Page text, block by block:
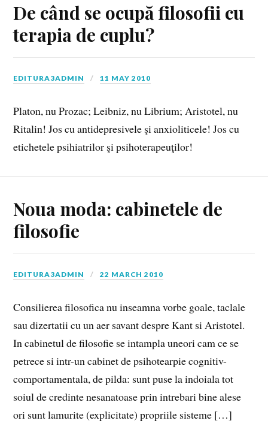
De când se ocupă filosofii cu
terapia de cuplu?
EDITURA3ADMIN 11 MAY 2010
Platon, nu Prozac; Leibniz, nu Librium; Aristotel, nu
Ritalin! Jos cu antidepresivele şi anxioliticele! Jos cu
etichetele psihiatrilor şi psihoterapeuţilor!
Noua moda: cabinetele de
filosofie
EDITURA3ADMIN 22 MARCH 2010
Consilierea filosofica nu inseamna vorbe goale, taclale
sau dizertatii cu un aer savant despre Kant si Aristotel.
In cabinetul de filosofie se intampla uneori cam ce se
petrece si intr-un cabinet de psihotearpie cognitiv-
comportamentala, de pilda: sunt puse la indoiala tot
soiul de credinte nesanatoase prin intrebari bine alese
ori sunt lamurite (explicitate) propriile sisteme […]